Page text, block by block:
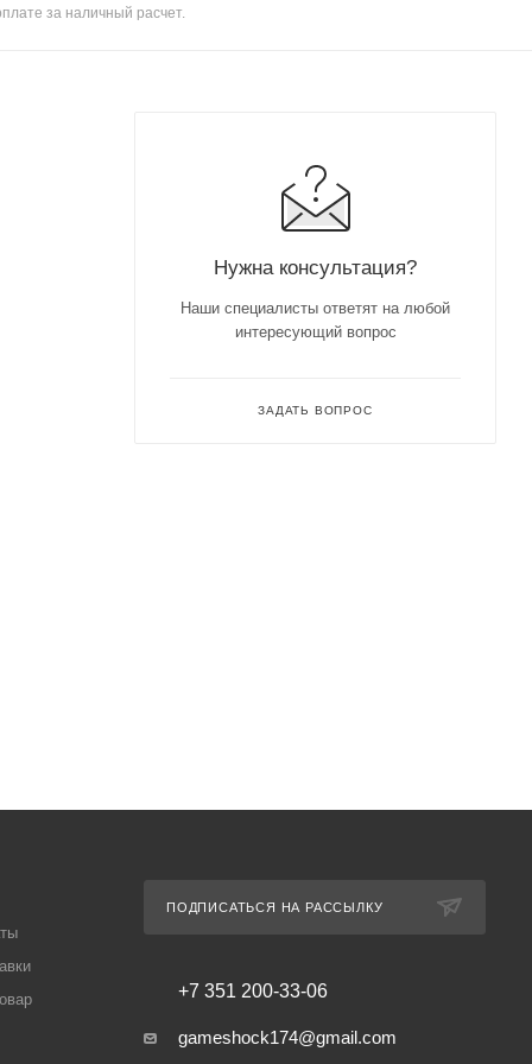
за наличный расчет.
Нужна консультация?
Наши специалисты ответят на любой
интересующий вопрос
ЗАДАТЬ ВОПРОС
ПОДПИСАТЬСЯ НА РАССЫЛКУ
+7 351 200-33-06
gameshock174@gmail.com